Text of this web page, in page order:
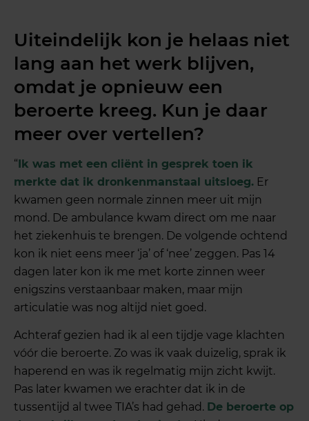
Uiteindelijk kon je helaas niet
lang aan het werk blijven,
omdat je opnieuw een
beroerte kreeg. Kun je daar
meer over vertellen?
“Ik was met een cliënt in gesprek toen ik
merkte dat ik dronkenmanstaal uitsloeg. Er
kwamen geen normale zinnen meer uit mijn
mond. De ambulance kwam direct om me naar
het ziekenhuis te brengen. De volgende ochtend
kon ik niet eens meer ‘ja’ of ‘nee’ zeggen. Pas 14
dagen later kon ik me met korte zinnen weer
enigszins verstaanbaar maken, maar mijn
articulatie was nog altijd niet goed.
Achteraf gezien had ik al een tijdje vage klachten
vóór die beroerte. Zo was ik vaak duizelig, sprak ik
haperend en was ik regelmatig mijn zicht kwijt.
Pas later kwamen we erachter dat ik in de
tussentijd al twee TIA’s had gehad. De beroerte op